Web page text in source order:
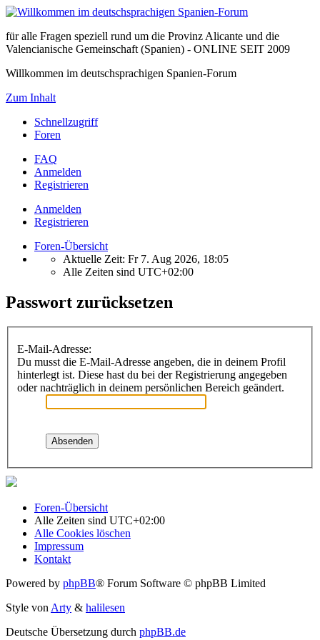
für alle Fragen speziell rund um die Provinz Alicante und die
Valencianische Gemeinschaft (Spanien) - ONLINE SEIT 2009
Willkommen im deutschsprachigen Spanien-Forum
Zum Inhalt
Schnellzugriff
Foren
FAQ
Anmelden
Registrieren
Anmelden
Registrieren
Foren-Übersicht
Aktuelle Zeit: Fr 7. Aug 2026, 18:05
Alle Zeiten sind UTC+02:00
Passwort zurücksetzen
E-Mail-Adresse:
Du musst die E-Mail-Adresse angeben, die in deinem Profil
hinterlegt ist. Diese hast du bei der Registrierung angegeben
oder nachträglich in deinem persönlichen Bereich geändert.
Foren-Übersicht
Alle Zeiten sind UTC+02:00
Alle Cookies löschen
Impressum
Kontakt
Powered by phpBB® Forum Software © phpBB Limited
Style vonArty & halilesen
Deutsche Übersetzung durch phpBB.de